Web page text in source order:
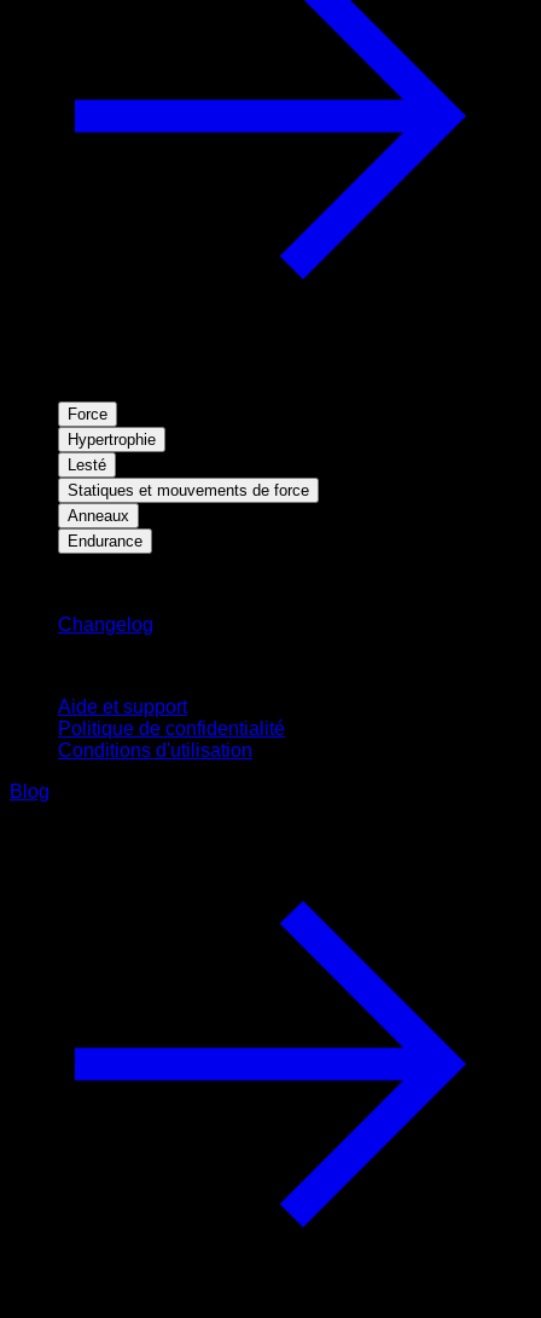
Force
Hypertrophie
Lesté
Statiques et mouvements de force
Anneaux
Endurance
Changelog
Aide et support
Politique de confidentialité
Conditions d'utilisation
Blog